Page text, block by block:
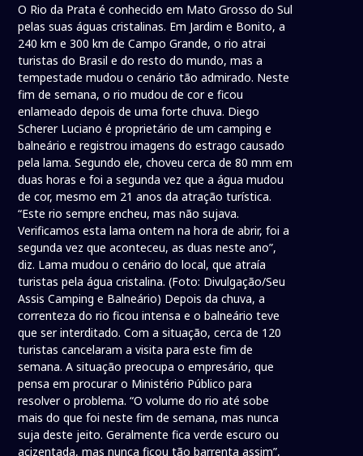
O Rio da Prata é conhecido em Mato Grosso do Sul
pelas suas águas cristalinas. Em Jardim e Bonito, a
240 km e 300 km de Campo Grande, o rio atrai
turistas do Brasil e do resto do mundo, mas a
tempestade mudou o cenário tão admirado. Neste
fim de semana, o rio mudou de cor e ficou
enlameado depois de uma forte chuva. Diego
Scherer Luciano é proprietário de um camping e
balneário e registrou imagens do estrago causado
pela lama. Segundo ele, choveu cerca de 80 mm em
duas horas e foi a segunda vez que a água mudou
de cor, mesmo em 21 anos da atração turística.
“Este rio sempre encheu, mas não sujava.
Verificamos esta lama ontem na hora de abrir, foi a
segunda vez que aconteceu, as duas neste ano”,
diz. Lama mudou o cenário do local, que atraía
turistas pela água cristalina. (Foto: Divulgação/Seu
Assis Camping e Balneário) Depois da chuva, a
correnteza do rio ficou intensa e o balneário teve
que ser interditado. Com a situação, cerca de 120
turistas cancelaram a visita para este fim de
semana. A situação preocupa o empresário, que
pensa em procurar o Ministério Público para
resolver o problema. “O volume do rio até sobe
mais do que foi neste fim de semana, mas nunca
suja deste jeito. Geralmente fica verde escuro ou
acizentada, mas nunca ficou tão barrenta assim”,